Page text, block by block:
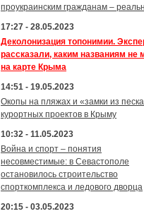
проукраинским гражданам –
17:27 - 28.05.2023
Деколонизация топонимии.
рассказали, каким названиям не
на карте Крыма
14:51 - 19.05.2023
Окопы на пляжах и «замки из
курортных проектов в Крыму
10:32 - 11.05.2023
Война и спорт – понятия
несовместимые: в Севастополе
остановилось строительство
спорткомплекса и ледового дворца
20:15 - 03.05.2023